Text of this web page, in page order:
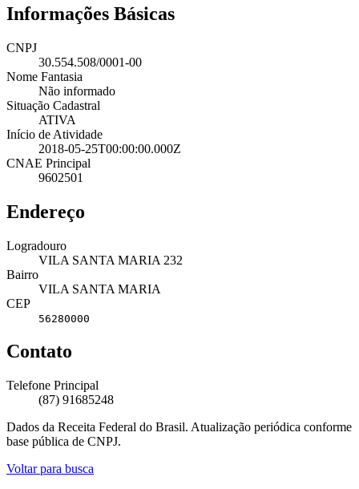
Informações Básicas
CNPJ
30.554.508/0001-00
Nome Fantasia
Não informado
Situação Cadastral
ATIVA
Início de Atividade
2018-05-25T00:00:00.000Z
CNAE Principal
9602501
Endereço
Logradouro
VILA SANTA MARIA 232
Bairro
VILA SANTA MARIA
CEP
56280000
Contato
Telefone Principal
(87) 91685248
Dados da Receita Federal do Brasil. Atualização periódica conforme
base pública de CNPJ.
Voltar para busca